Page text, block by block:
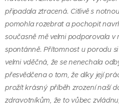
připadala ztracená. Citlivě s
pomohla rozebrat a pochopit
současně mě velmi podporovala
spontánně. Přítomnost u porodu
velmi vděčná, že se nenechala
přesvědčena o tom, že díky její
prožít krásný příběh zrození naší
zdravotníkům, že to vůbec